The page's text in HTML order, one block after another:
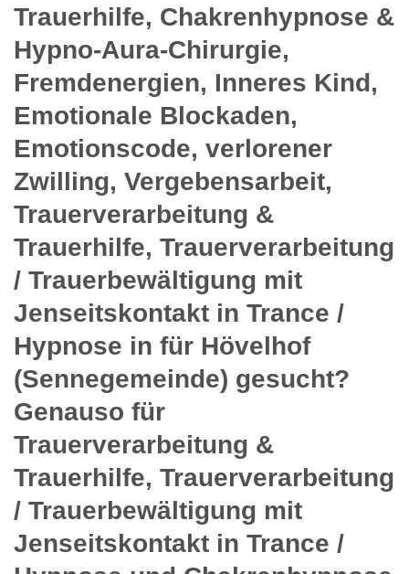
Trauerhilfe, Chakrenhypnose &
Hypno-Aura-Chirurgie,
Fremdenergien, Inneres Kind,
Emotionale Blockaden,
Emotionscode, verlorener
Zwilling, Vergebensarbeit,
Trauerverarbeitung &
Trauerhilfe, Trauerverarbeitung
/ Trauerbewältigung mit
Jenseitskontakt in Trance /
Hypnose in für Hövelhof
(Sennegemeinde) gesucht?
Genauso für
Trauerverarbeitung &
Trauerhilfe, Trauerverarbeitung
/ Trauerbewältigung mit
Jenseitskontakt in Trance /